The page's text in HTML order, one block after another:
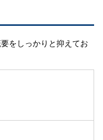
をしっかりと抑えてお